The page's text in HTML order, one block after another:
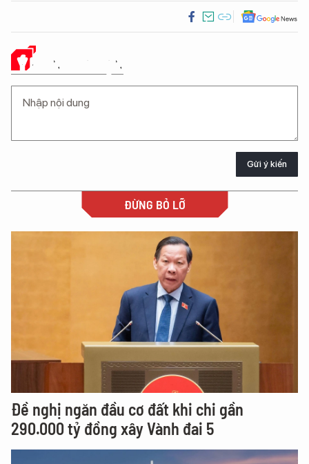
Ý KIẾN CỦA BẠN
Gửi ý kiến
ĐỪNG BỎ LỠ
Đề nghị ngăn đầu cơ đất khi chi gần
290.000 tỷ đồng xây Vành đai 5